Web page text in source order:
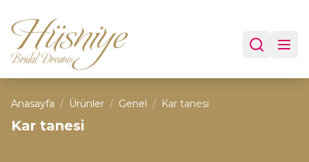
Anasayfa / Ürünler / Genel / Kar tanesi
Kar tanesi